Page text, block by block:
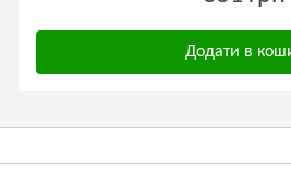
Додати в